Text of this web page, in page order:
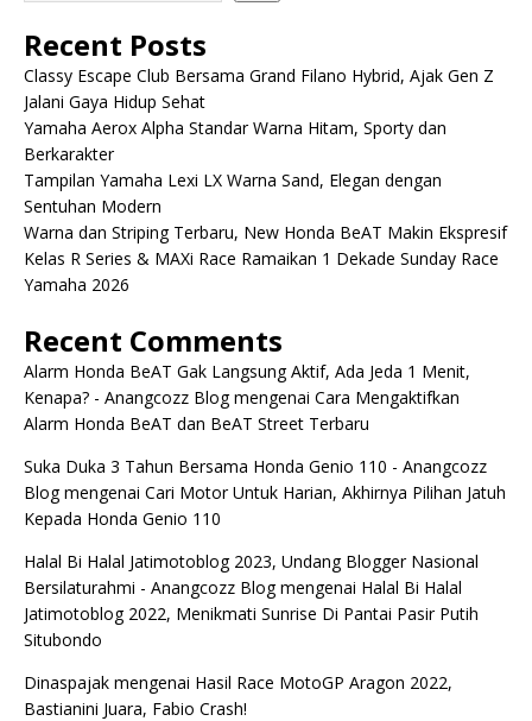
Recent Posts
Classy Escape Club Bersama Grand Filano Hybrid, Ajak Gen Z
Jalani Gaya Hidup Sehat
Yamaha Aerox Alpha Standar Warna Hitam, Sporty dan
Berkarakter
Tampilan Yamaha Lexi LX Warna Sand, Elegan dengan
Sentuhan Modern
Warna dan Striping Terbaru, New Honda BeAT Makin Ekspresif
Kelas R Series & MAXi Race Ramaikan 1 Dekade Sunday Race
Yamaha 2026
Recent Comments
Alarm Honda BeAT Gak Langsung Aktif, Ada Jeda 1 Menit,
Kenapa? - Anangcozz Blogmengenai Cara Mengaktifkan
Alarm Honda BeAT dan BeAT Street Terbaru
Suka Duka 3 Tahun Bersama Honda Genio 110 - Anangcozz
Blogmengenai Cari Motor Untuk Harian, Akhirnya Pilihan Jatuh
Kepada Honda Genio 110
Halal Bi Halal Jatimotoblog 2023, Undang Blogger Nasional
Bersilaturahmi - Anangcozz Blogmengenai Halal Bi Halal
Jatimotoblog 2022, Menikmati Sunrise Di Pantai Pasir Putih
Situbondo
Dinaspajak mengenai Hasil Race MotoGP Aragon 2022,
Bastianini Juara, Fabio Crash!